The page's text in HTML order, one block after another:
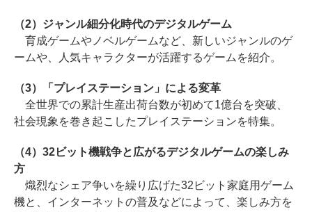
（2）ジャンル細分化時代のデジタルゲーム
育成ゲームやノベルゲームなど、新しいジャンルのゲ
ームや、人気キャラクターが活躍するゲームを紹介。
（3）「プレイステーション」による変革
全世界での累計生産出荷台数が初めて1億台を突破、
社会現象を巻き起こしたプレイステーションを特集。
（4）32ビット機戦争と広がるデジタルゲームの楽しみ
方
熾烈なシェア争いを繰り広げた32ビット家庭用ゲーム
機と、インターネットの普及などによって、楽しみ方を